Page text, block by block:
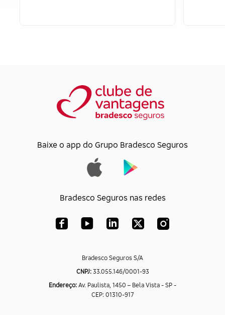
Baixe o app do Grupo Bradesco Seguros
Bradesco Seguros nas redes
Bradesco Seguros S/A
CNPJ:33.055.146/0001-93
Endereço: Av. Paulista, 1450 – Bela Vista - SP -
CEP: 01310-917